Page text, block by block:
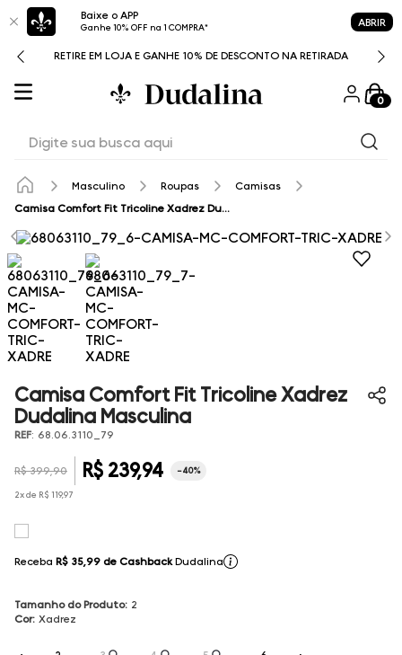
Baixe o APP
Ganhe 10% OFF na 1 COMPRA* ABRIR
RETIRE EM LOJA E GANHE 10% DE DESCONTO NA RETIRADA
0
Masculino Roupas
Camisas
Camisa Comfort Fit Tricoline Xadrez Dudalina Masculina
Camisa Comfort Fit Tricoline Xadrez
Dudalina Masculina
REF: 68.06.3110_79
R$ 399,90 R$ 239,94 -40%
2x de R$ 119,97
Receba R$ 35,99 de Cashback Dudalina
Tamanho do Produto: 2
Cor: Xadrez